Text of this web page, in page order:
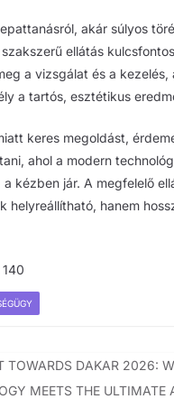
akár súlyos
ellátás
a vizsgálat és a kezelés,
a tartós, esztétikus
keres megoldást,
ahol a modern
kézben jár. A megfelelő
helyreállítható, hanem
140
TOWARDS DAKAR 2026:
MEETS THE ULTIMATE